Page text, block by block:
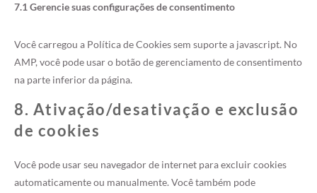
7.1 Gerencie suas configurações de consentimento
Você carregou a Política de Cookies sem suporte a javascript. No
AMP, você pode usar o botão de gerenciamento de consentimento
na parte inferior da página.
8. Ativação/desativação e exclusão
de cookies
Você pode usar seu navegador de internet para excluir cookies
automaticamente ou manualmente. Você também pode